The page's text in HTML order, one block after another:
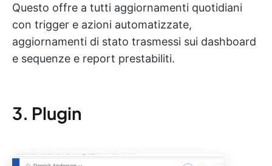
Questo offre a tutti aggiornamenti quotidiani
con trigger e azioni automatizzate,
aggiornamenti di stato trasmessi sui dashboard
e sequenze e report prestabiliti.
3. Plugin